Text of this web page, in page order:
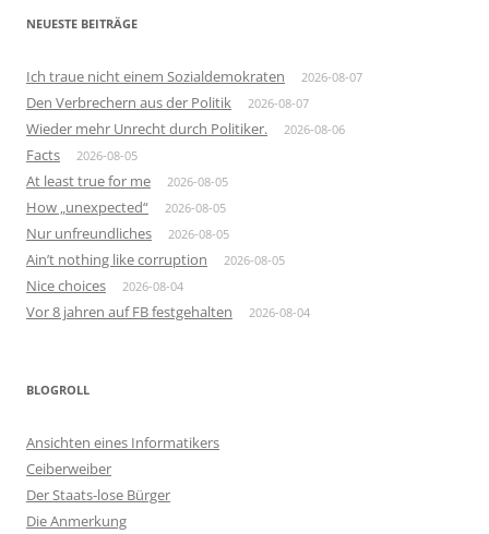
NEUESTE BEITRÄGE
Ich traue nicht einem Sozialdemokraten 2026-08-07
Den Verbrechern aus der Politik 2026-08-07
Wieder mehr Unrecht durch Politiker. 2026-08-06
Facts 2026-08-05
At least true for me 2026-08-05
How „unexpected“ 2026-08-05
Nur unfreundliches 2026-08-05
Ain’t nothing like corruption 2026-08-05
Nice choices 2026-08-04
Vor 8 jahren auf FB festgehalten 2026-08-04
BLOGROLL
Ansichten eines Informatikers
Ceiberweiber
Der Staats-lose Bürger
Die Anmerkung